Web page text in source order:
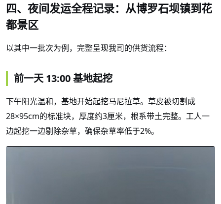
四、夜间发运全程记录：从博罗石坝镇到花
都景区
以其中一批次为例，完整呈现我司的供货流程：
前一天13:00 基地起挖
下午阳光温和，基地开始起挖马尼拉草。草皮被切割成
28×95cm的标准块，厚度约3厘米，根系带土完整。工人一
边起挖一边剔除杂草，确保杂草率低于2%。